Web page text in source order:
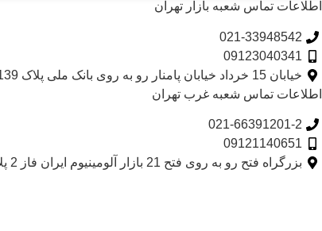
اطلاعات تماس شعبه بازار تهران
021-33948542
09123040341
خیابان 15 خرداد خیابان پامنار رو به روی بانک ملی پلاک 139​
اطلاعات تماس شعبه غرب تهران
021-66391201-2
09121140651
بزرگراه فتح رو به روی فتح 21 بازار آلومینیوم ایران فاز 2 پلاک 111